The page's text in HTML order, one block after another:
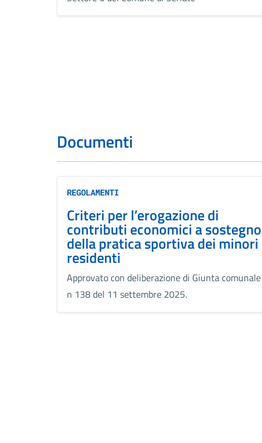
Documenti
REGOLAMENTI
Criteri per l’erogazione di
contributi economici a sostegno
della pratica sportiva dei minori
residenti
Approvato con deliberazione di Giunta comunale
n 138 del 11 settembre 2025.